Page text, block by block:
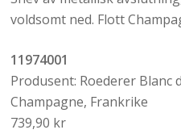
voldsomt ned. Flott
11974001
Produsent: Roederer Blanc
Champagne, Frankrike
739,90 kr